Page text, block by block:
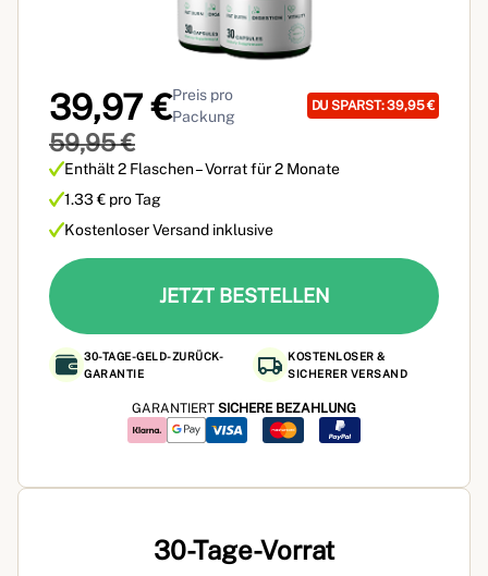
30-Tage-Vorrat
39,97 €Preis pro
Packung
DU SPARST: 39,95 €
59,95 €
Enthält 2 Flaschen – Vorrat für 2 Monate
1.33 € pro Tag
Kostenloser Versand inklusive
JETZT BESTELLEN
30-TAGE-GELD-ZURÜCK-
GARANTIE
KOSTENLOSER &
SICHERER VERSAND
GARANTIERT SICHERE BEZAHLUNG